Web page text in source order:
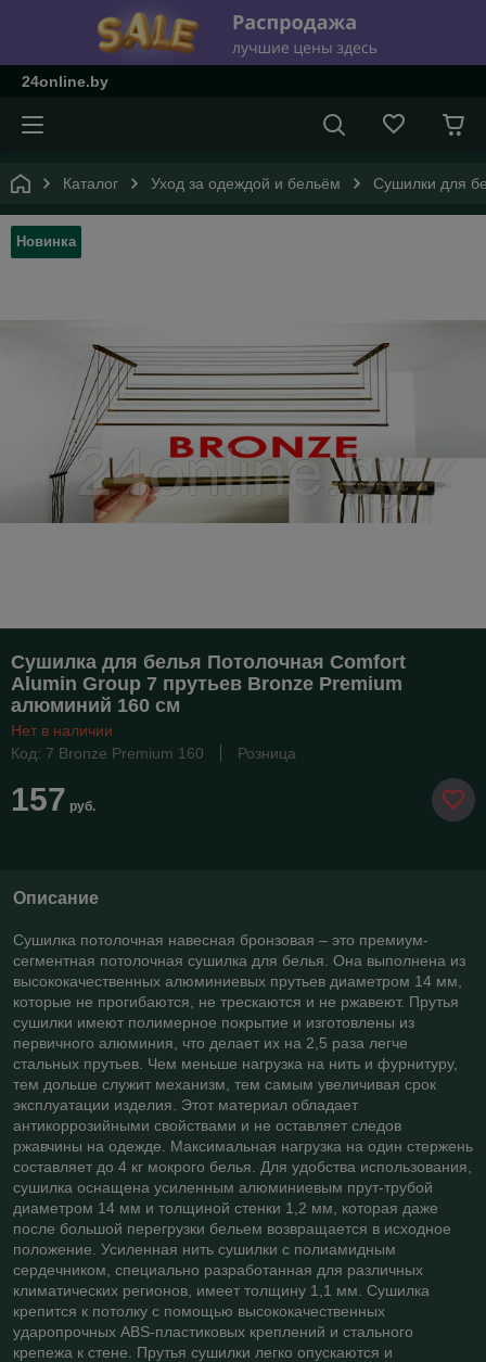
24online.by
Каталог Уход за одеждой и бельём Сушилки для
Новинка
Сушилка для белья Потолочная Comfort
Alumin Group 7 прутьев Bronze Premium
алюминий 160 см
Нет в наличии
Код: 7 Bronze Premium 160
Розница
157 руб.
Описание
Сушилка потолочная навесная бронзовая – это премиум-
сегментная потолочная сушилка для белья. Она выполнена из
высококачественных алюминиевых прутьев диаметром 14 мм,
которые не прогибаются, не трескаются и не ржавеют. Прутья
сушилки имеют полимерное покрытие и изготовлены из
первичного алюминия, что делает их на 2,5 раза легче
стальных прутьев. Чем меньше нагрузка на нить и фурнитуру,
тем дольше служит механизм, тем самым увеличивая срок
эксплуатации изделия. Этот материал обладает
антикоррозийными свойствами и не оставляет следов
ржавчины на одежде. Максимальная нагрузка на один стержень
составляет до 4 кг мокрого белья. Для удобства использования,
сушилка оснащена усиленным алюминиевым прут-трубой
диаметром 14 мм и толщиной стенки 1,2 мм, которая даже
после большой перегрузки бельем возвращается в исходное
положение. Усиленная нить сушилки с полиамидным
сердечником, специально разработанная для различных
климатических регионов, имеет толщину 1,1 мм. Сушилка
крепится к потолку с помощью высококачественных
ударопрочных ABS-пластиковых креплений и стального
крепежа к стене. Прутья сушилки легко опускаются и